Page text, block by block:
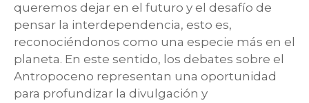
queremos dejar en el futuro y el desafío de
pensar la interdependencia, esto es,
reconociéndonos como una especie más en el
planeta. En este sentido, los debates sobre el
Antropoceno representan una oportunidad
para profundizar la divulgación y